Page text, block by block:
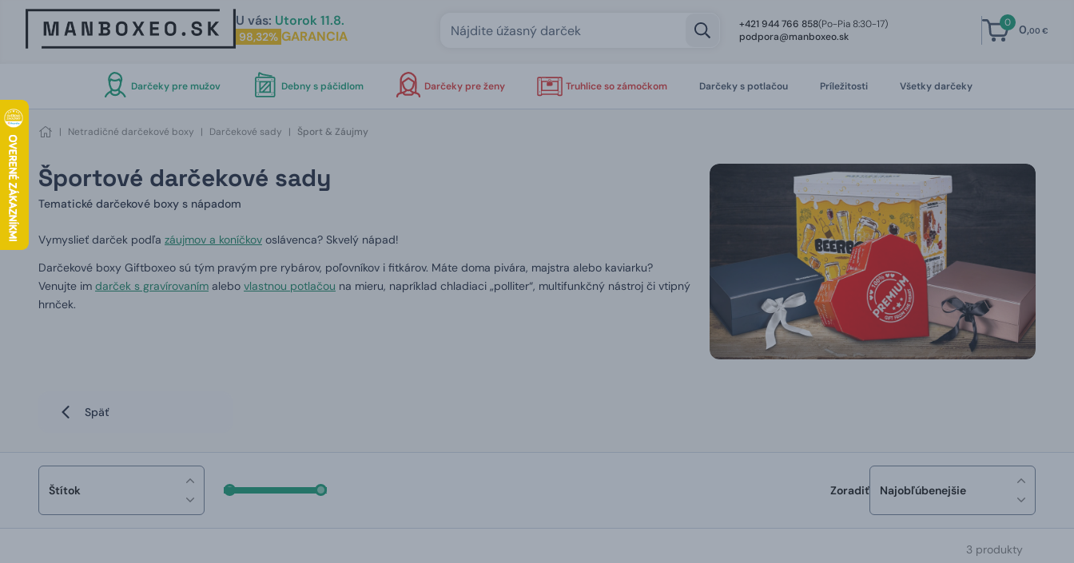
U vás: Utorok 11.8.
98,32% GARANCIA
+421 944 766 858(Po-Pia 8:30-17)
podpora@manboxeo.sk
0 0,00 €
Darčeky pre mužov Debny s páčidlom Darčeky pre ženy Truhlice so zámočkom Darčeky s potlačou Príležitosti Všetky darčeky
| Netradičné darčekové boxy | Darčekové sady | Šport & Záujmy
Športové darčekové sady
Tematické darčekové boxy s nápadom
Vymyslieť darček podľa záujmov a koníčkov oslávenca? Skvelý nápad!
Darčekové boxy Giftboxeo sú tým pravým pre rybárov, poľovníkov i fitkárov. Máte doma pivára, majstra alebo kaviarku?
Venujte im darček s gravírovaním alebo vlastnou potlačou na mieru, napríklad chladiaci „polliter“, multifunkčný nástroj či vtipný
hrnček.
Späť
Štítok Zoradiť Najobľúbenejšie
3 produkty